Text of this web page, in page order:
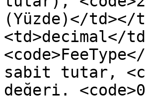
(Yüzde)</td></
<td>decimal</
sabit tutar,
değeri.